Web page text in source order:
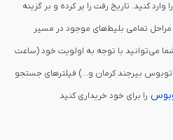
کنید. تاریخ رفت را پر کرده و بر گزینه
تمامی بلیط‌های موجود در مسیر
می‌توانید با توجه به اولویت خود (ساعت
بیرجند کرمان و...) فیلترهای جستجو
را برای خود خریداری کنید